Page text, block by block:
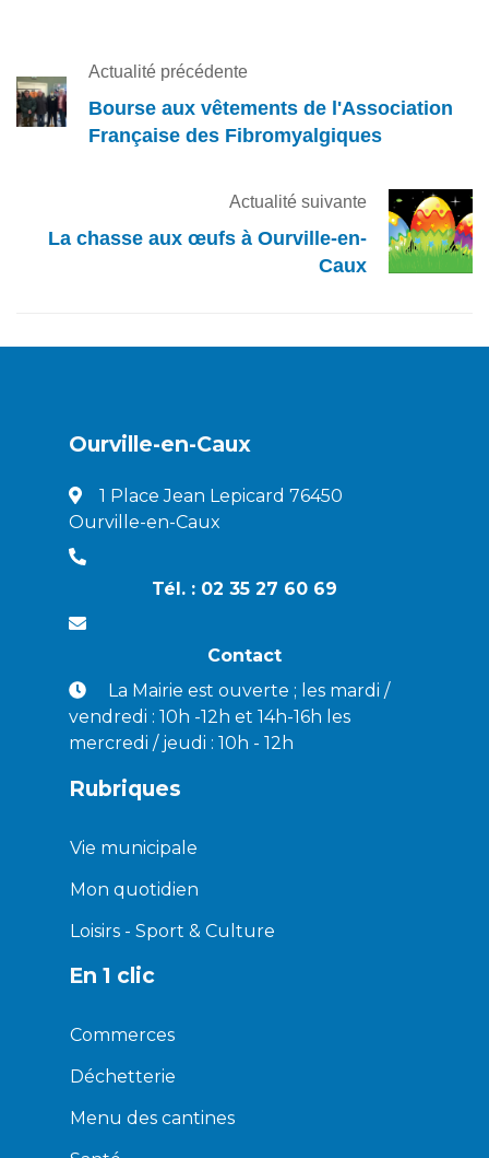
Actualité précédente
Bourse aux vêtements de l'Association
Française des Fibromyalgiques
Actualité suivante
La chasse aux œufs à Ourville-en-
Caux
Ourville-en-Caux
1 Place Jean Lepicard 76450
Ourville-en-Caux
Tél. : 02 35 27 60 69
Contact
La Mairie est ouverte ; les mardi /
vendredi : 10h -12h et 14h-16h les
mercredi / jeudi : 10h - 12h
Rubriques
Vie municipale
Mon quotidien
Loisirs - Sport & Culture
En 1 clic
Commerces
Déchetterie
Menu des cantines